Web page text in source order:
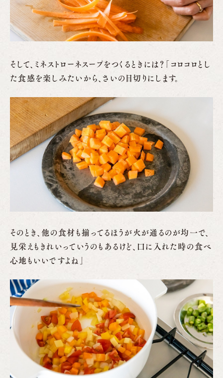
そして、ミネストローネスープをつくるときには？「コロコロとし
た食感を楽しみたいから、さいの目切りにします。
そのとき、他の食材も揃ってるほうが火が通るのが均一で、
見栄えもきれいっていうのもあるけど、口に入れた時の食べ
心地もいいですよね」